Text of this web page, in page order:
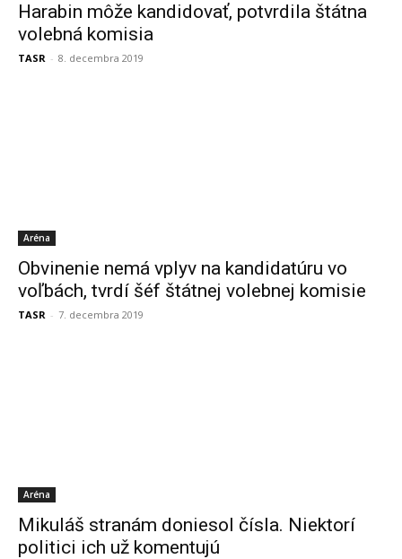
Harabin môže kandidovať, potvrdila štátna
volebná komisia
TASR - 8. decembra 2019
Aréna
Obvinenie nemá vplyv na kandidatúru vo
voľbách, tvrdí šéf štátnej volebnej komisie
TASR - 7. decembra 2019
Aréna
Mikuláš stranám doniesol čísla. Niektorí
politici ich už komentujú